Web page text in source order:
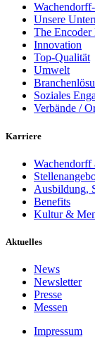
Unsere
The Encoder
Innovation
Top-Qualität
Umwelt
Soziales
Verbände /
Karriere
Wachendorff
Ausbildung,
Benefits
Kultur &
Aktuelles
News
Newsletter
Presse
Messen
Impressum